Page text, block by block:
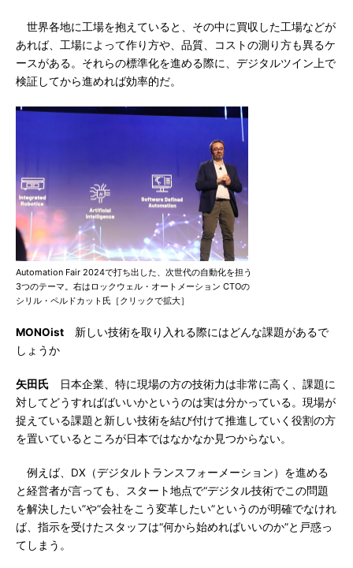
世界各地に工場を抱えていると、その中に買収した工場などが
あれば、工場によって作り方や、品質、コストの測り方も異るケ
ースがある。それらの標準化を進める際に、デジタルツイン上で
検証してから進めれば効率的だ。
Automation Fair 2024で打ち出した、次世代の自動化を担う
3つのテーマ。右はロックウェル・オートメーション CTOの
シリル・ペルドカット氏［クリックで拡大］
MONOist 新しい技術を取り入れる際にはどんな課題があるで
しょうか
矢田氏 日本企業、特に現場の方の技術力は非常に高く、課題に
対してどうすればばいいかというのは実は分かっている。現場が
捉えている課題と新しい技術を結び付けて推進していく役割の方
を置いているところが日本ではなかなか見つからない。
例えば、DX（デジタルトランスフォーメーション）を進める
と経営者が言っても、スタート地点で“デジタル技術でこの問題
を解決したい”や“会社をこう変革したい”というのが明確でなけれ
ば、指示を受けたスタッフは“何から始めればいいのか”と戸惑っ
てしまう。